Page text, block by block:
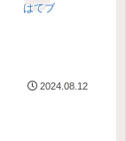
はてブ
2024.08.12